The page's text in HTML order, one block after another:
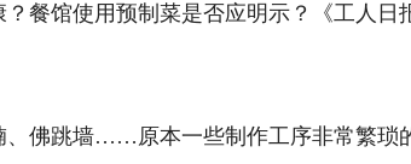
馆使用预制菜是否应明示？《工人日
佛跳墙……原本一些制作工序非常繁琐